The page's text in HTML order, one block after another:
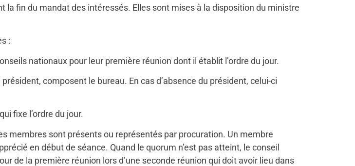
fin du mandat des intéressés. Elles sont mises à la disposition du ministre
:
nationaux pour leur première réunion dont il établit l’ordre du jour.
composent le bureau. En cas d’absence du président, celui-ci
fixe l’ordre du jour.
membres sont présents ou représentés par procuration. Un membre
en début de séance. Quand le quorum n’est pas atteint, le conseil
de la première réunion lors d’une seconde réunion qui doit avoir lieu dans